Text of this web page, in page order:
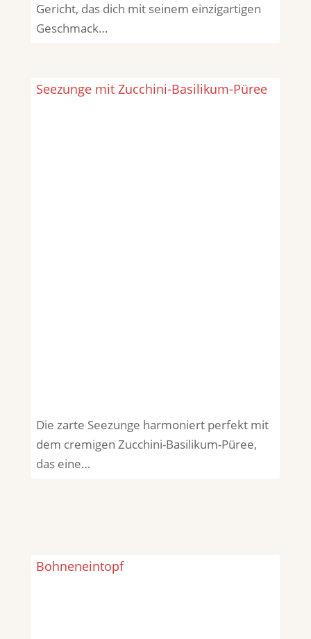
Gericht, das dich mit seinem einzigartigen
Geschmack…
Seezunge mit Zucchini-Basilikum-Püree
Die zarte Seezunge harmoniert perfekt mit
dem cremigen Zucchini-Basilikum-Püree,
das eine…
Bohneneintopf